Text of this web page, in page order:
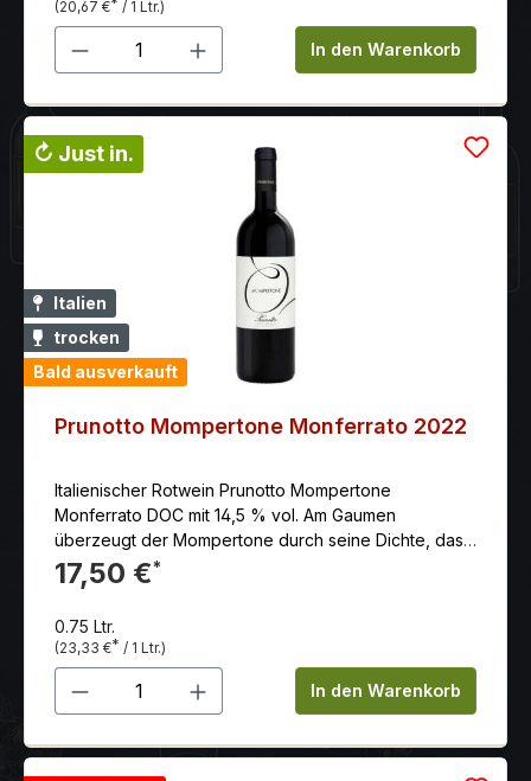
(20,67 € / 1 Ltr.)
Produkt Anzahl: Gib denIn den Warenkorb
↻ Just in.
Italien
trocken
Bald ausverkauft
Prunotto Mompertone Monferrato 2022
Italienischer Rotwein Prunotto Mompertone
Monferrato DOC mit 14,5 % vol. Am Gaumen
überzeugt der Mompertone durch seine Dichte, das
sanfte Tannin, Eleganz und gute und geschmackvolle
Länge.
17,50 €*
0.75 Ltr.
(23,33 €* / 1 Ltr.)
Produkt Anzahl: Gib denIn den Warenkorb